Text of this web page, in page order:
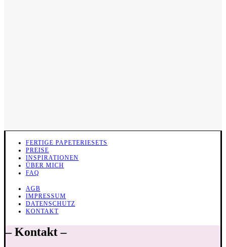
FERTIGE PAPETERIESETS
PREISE
INSPIRATIONEN
ÜBER MICH
FAQ
AGB
IMPRESSUM
DATENSCHUTZ
KONTAKT
– Kontakt –